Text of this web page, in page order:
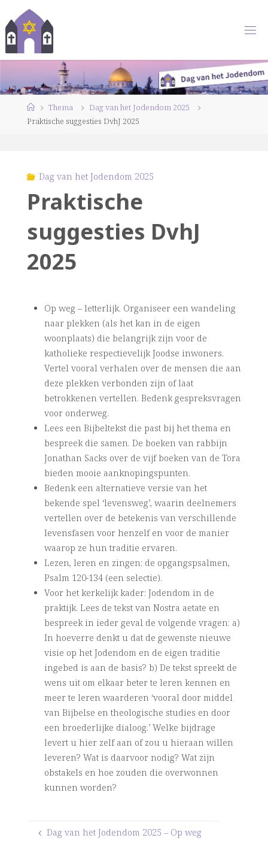
naar
de
inhoud
HomeThema
Dag van het Jodendom 2025
Praktische suggesties DvhJ 2025
Dag van het Jodendom 2025
Praktische
suggesties DvhJ
2025
Op weg – letterlijk. Organiseer een wandeling
naar plekken (als het kan in de eigen
woonplaats) die belangrijk zijn voor de
katholieke respectievelijk Joodse inwoners.
Vertel vooral verhalen over de mensen die aan
deze plekken verbonden zijn of laat
betrokkenen vertellen. Bedenk gespreksvragen
voor onderweg.
Lees een Bijbeltekst die past bij het thema en
bespreek die samen. De boeken van rabbijn
Jonathan Sacks over de vijf boeken van de Tora
bieden mooie aanknopingspunten.
Bedenk een alternatieve versie van het
bekende spel ‘levensweg’, waarin deelnemers
vertellen over de betekenis van verschillende
levensfasen voor henzelf en voor de manier
waarop ze hun traditie ervaren.
Lezen, leren en zingen: de opgangspsalmen,
Psalm 120-134 (een selectie).
Voor het kerkelijk kader: Jodendom in de
praktijk. Lees de tekst van Nostra aetate en
bespreek in ieder geval de volgende vragen: a)
In hoeverre denkt u dat de gewenste nieuwe
visie op het Jodendom en de eigen traditie
ingebed is aan de basis? b) De tekst spreekt de
wens uit om elkaar beter te leren kennen en
meer te leren waarderen ‘vooral door middel
van Bijbelse en theologische studies en door
een broederlijke dialoog.’ Welke bijdrage
levert u hier zelf aan of zou u hieraan willen
leveren? Wat is daarvoor nodig? Wat zijn
obstakels en hoe zouden die overwonnen
kunnen worden?
Dag van het Jodendom 2025 – Op weg